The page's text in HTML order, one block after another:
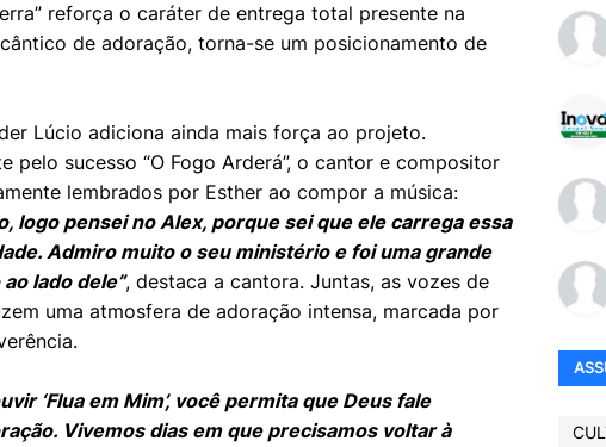
reforça o caráter de entrega total presente na
de adoração, torna-se um posicionamento de
Lúcio adiciona ainda mais força ao projeto.
pelo sucesso “O Fogo Arderá”, o cantor e compositor
lembrados por Esther ao compor a música:
logo pensei no Alex, porque sei que ele carrega essa
Admiro muito o seu ministério e foi uma grande
lado dele”, destaca a cantora. Juntas, as vozes de
uma atmosfera de adoração intensa, marcada por
‘Flua em Mim’, você permita que Deus fale
Vivemos dias em que precisamos voltar à